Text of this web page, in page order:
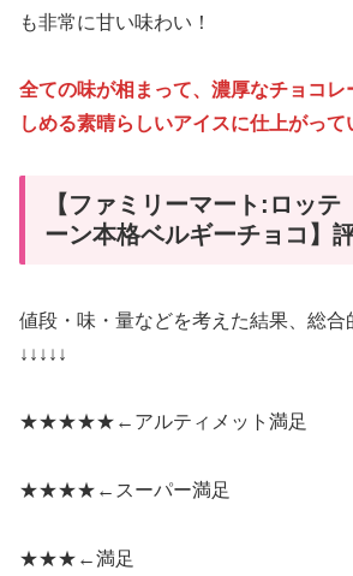
も非常に甘い味わい！
全ての味が相まって、濃厚なチョコレ
しめる素晴らしいアイスに仕上がって
【ファミリーマート:ロッ
ーン本格ベルギーチョコ】
値段・味・量などを考えた結果、総合
↓↓↓↓↓
★★★★★← アルティメット満足
★★★★← スーパー満足
★★★←満足